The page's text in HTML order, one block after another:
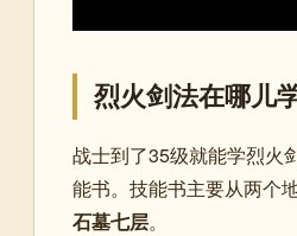
烈火剑法在哪儿
战士到了35级就能学烈火
能书。技能书主要从两
石墓七层。